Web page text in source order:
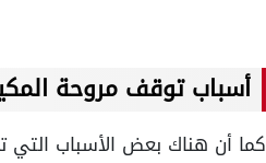
أسباب توقف مروحة
كما أن هناك بعض الأسباب